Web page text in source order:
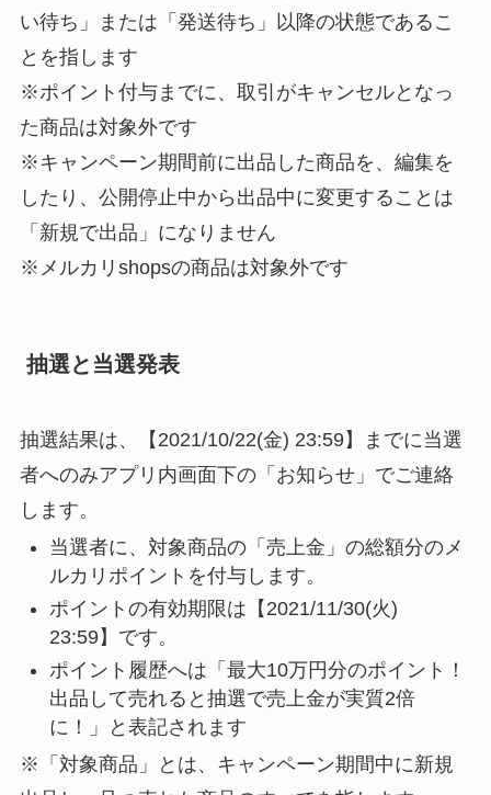
い待ち」または「発送待ち」以降の状態であるこ
とを指します
※ポイント付与までに、取引がキャンセルとなっ
た商品は対象外です
※キャンペーン期間前に出品した商品を、編集を
したり、公開停止中から出品中に変更することは
「新規で出品」になりません
※メルカリshopsの商品は対象外です
抽選と当選発表
抽選結果は、【2021/10/22(金) 23:59】までに当選
者へのみアプリ内画面下の「お知らせ」でご連絡
します。
当選者に、対象商品の「売上金」の総額分のメ
ルカリポイントを付与します。
ポイントの有効期限は【2021/11/30(火)
23:59】です。
ポイント履歴へは「最大10万円分のポイント！
出品して売れると抽選で売上金が実質2倍
に！」と表記されます
※「対象商品」とは、キャンペーン期間中に新規